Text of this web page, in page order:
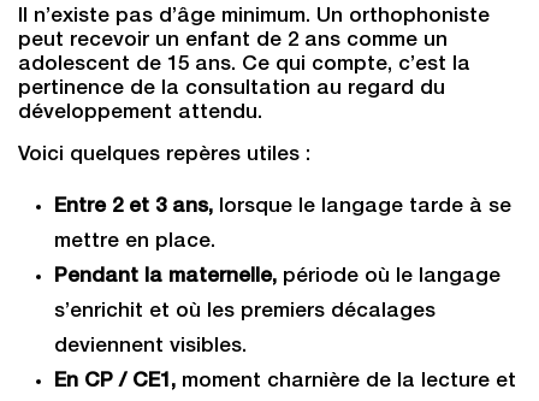
Il n’existe pas d’âge minimum. Un orthophoniste
peut recevoir un enfant de 2 ans comme un
adolescent de 15 ans. Ce qui compte, c’est la
pertinence de la consultation au regard du
développement attendu.
Voici quelques repères utiles :
Entre 2 et 3 ans, lorsque le langage tarde à se
mettre en place.
Pendant la maternelle, période où le langage
s’enrichit et où les premiers décalages
deviennent visibles.
En CP / CE1, moment charnière de la lecture et